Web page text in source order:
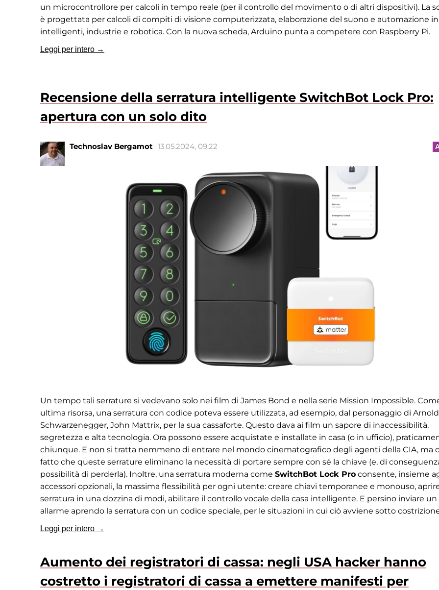
un microcontrollore per calcoli in tempo reale (per il controllo del movimento o di altri dispositivi). La
è progettata per calcoli di compiti di visione computerizzata, elaborazione del suono e automazione in
intelligenti, industrie e robotica. Con la nuova scheda, Arduino punta a competere con Raspberry Pi.
Leggi per intero →
Recensione della serratura intelligente SwitchBot Lock Pro:
apertura con un solo dito
Technoslav Bergamot 13.05.2024, 09:22
Un tempo tali serrature si vedevano solo nei film di James Bond e nella serie Mission Impossible.
ultima risorsa, una serratura con codice poteva essere utilizzata, ad esempio, dal personaggio di Arnold
Schwarzenegger, John Mattrix, per la sua cassaforte. Questo dava ai film un sapore di inaccessibilità,
segretezza e alta tecnologia. Ora possono essere acquistate e installate in casa (o in ufficio),
chiunque. E non si tratta nemmeno di entrare nel mondo cinematografico degli agenti della CIA, ma
fatto che queste serrature eliminano la necessità di portare sempre con sé la chiave (e, di
possibilità di perderla). Inoltre, una serratura moderna come SwitchBot Lock Pro consente, insieme
accessori opzionali, la massima flessibilità per ogni utente: creare chiavi temporanee e monouso,
serratura in una dozzina di modi, abilitare il controllo vocale della casa intelligente. E persino inviare un
allarme aprendo la serratura con un codice speciale, per le situazioni in cui ciò avviene sotto
Leggi per intero →
Aumento dei registratori di cassa: negli USA hacker hanno
costretto i registratori di cassa a emettere manifesti per